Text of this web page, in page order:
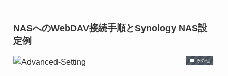
NASへのWebDAV接続手順とSynology NAS設
定例
その他